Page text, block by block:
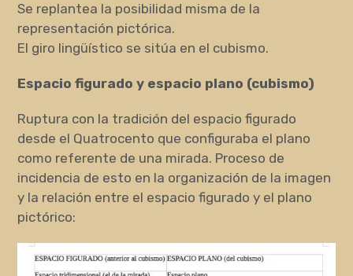
Se replantea la posibilidad misma de la
representación pictórica.
El giro lingüístico se sitúa en el cubismo.
Espacio figurado y espacio plano (cubismo)
Ruptura con la tradición del espacio figurado
desde el Quatrocento que configuraba el plano
como referente de una mirada. Proceso de
incidencia de esto en la organización de la imagen
y la relación entre el espacio figurado y el plano
pictórico: